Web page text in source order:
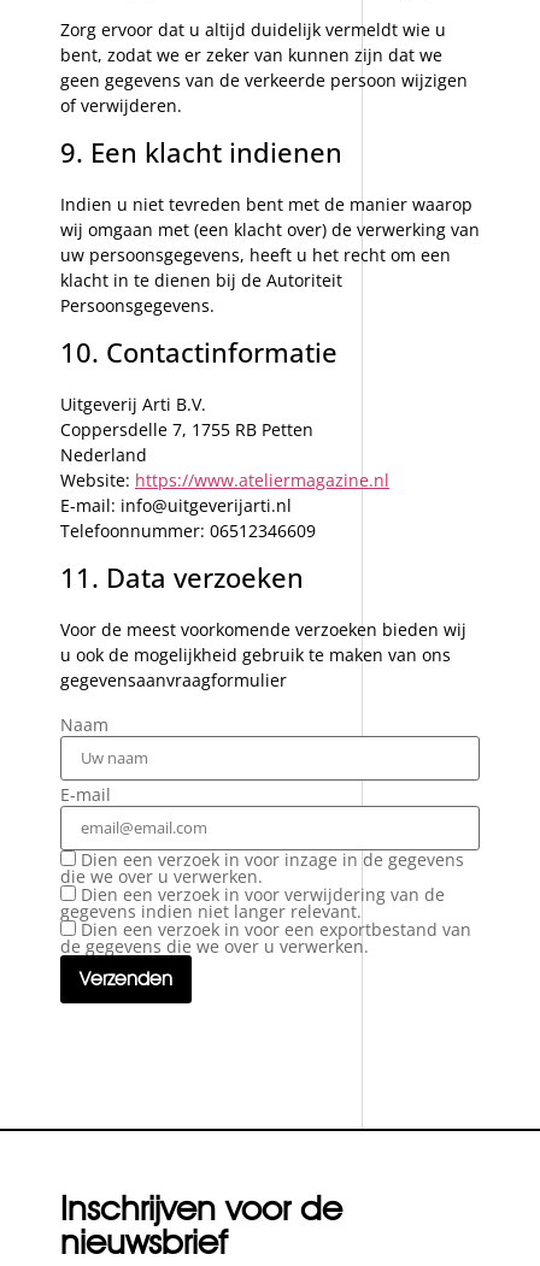
Zorg ervoor dat u altijd duidelijk vermeldt wie u
bent, zodat we er zeker van kunnen zijn dat we
geen gegevens van de verkeerde persoon wijzigen
of verwijderen.
9. Een klacht indienen
Indien u niet tevreden bent met de manier waarop
wij omgaan met (een klacht over) de verwerking van
uw persoonsgegevens, heeft u het recht om een
klacht in te dienen bij de Autoriteit
Persoonsgegevens.
10. Contactinformatie
Uitgeverij Arti B.V.
Coppersdelle 7, 1755 RB Petten
Nederland
Website: https://www.ateliermagazine.nl
E-mail: info@uitgeverijarti.nl
Telefoonnummer: 06512346609
11. Data verzoeken
Voor de meest voorkomende verzoeken bieden wij
u ook de mogelijkheid gebruik te maken van ons
gegevensaanvraagformulier
Naam
E-mail
Dien een verzoek in voor inzage in de gegevens
die we over u verwerken.
Dien een verzoek in voor verwijdering van de
gegevens indien niet langer relevant.
Dien een verzoek in voor een exportbestand van
de gegevens die we over u verwerken.
Inschrijven voor de
nieuwsbrief